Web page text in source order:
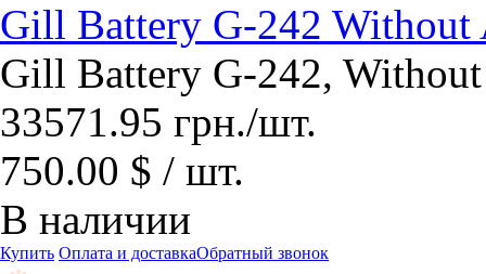
Gill Battery G-242 Without
Gill Battery G-242,
33571.95 грн./шт.
750.00 $ / шт.
В наличии
Купить Оплата и доставкаОбратный звонок